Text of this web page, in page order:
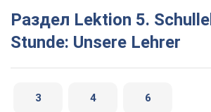
Раздел Lektion 5. Schulleben.
Stunde: Unsere Lehrer
3 4 6